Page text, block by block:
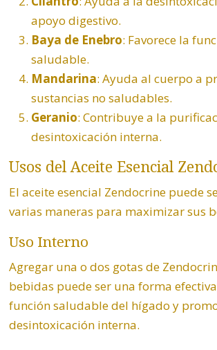
apoyo digestivo.
Baya de Enebro: Favorece la
saludable.
Mandarina: Ayuda al cuerpo a
sustancias no saludables.
Geranio: Contribuye a la
desintoxicación interna.
Usos del Aceite Esencial
El aceite esencial Zendocrine puede
varias maneras para maximizar sus
Uso Interno
Agregar una o dos gotas de
bebidas puede ser una forma
función saludable del hígado y
desintoxicación interna.